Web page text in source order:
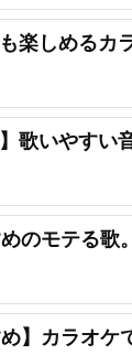
楽しめるカ
歌いやすい
のモテる歌
】カラオケ